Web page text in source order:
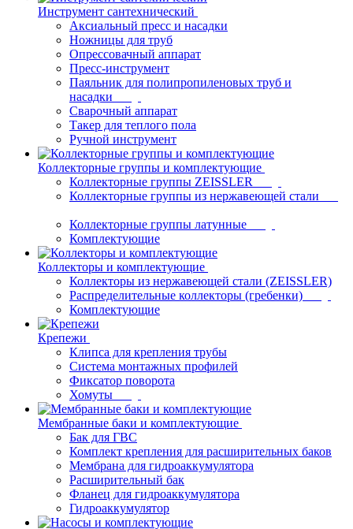
Инструмент сантехнический
Аксиальный пресс и насадки
Ножницы для труб
Опрессовачный аппарат
Пресс-инструмент
Паяльник для полипропиленовых труб и
насадки
Сварочный аппарат
Такер для теплого пола
Ручной инструмент
Коллекторные группы и комплектующие
Коллекторные группы ZEISSLER
Коллекторные группы из нержавеющей стали
Коллекторные группы латунные
Комплектующие
Коллекторы и комплектующие
Коллекторы из нержавеющей стали (ZEISSLER)
Распределительные коллекторы (гребенки)
Комплектующие
Крепежи
Клипса для крепления трубы
Система монтажных профилей
Фиксатор поворота
Хомуты
Мембранные баки и комплектующие
Бак для ГВС
Комплект крепления для расширительных баков
Мембрана для гидроаккумулятора
Расширительный бак
Фланец для гидроаккумулятора
Гидроаккумулятор